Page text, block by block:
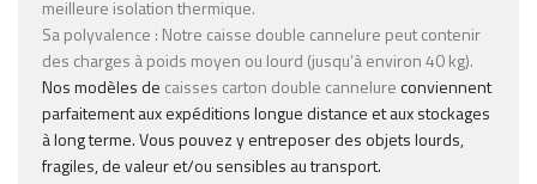
meilleure isolation thermique.
Sa polyvalence : Notre caisse double cannelure peut contenir
des charges à poids moyen ou lourd (jusqu’à environ 40 kg).
Nos modèles de caisses carton double cannelureconviennent
parfaitement aux expéditions longue distance et aux stockages
à long terme. Vous pouvez y entreposer des objets lourds,
fragiles, de valeur et/ou sensibles au transport.